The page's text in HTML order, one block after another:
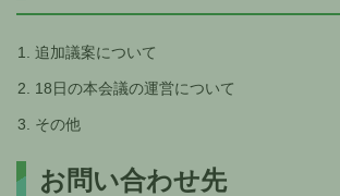
追加議案について
18日の本会議の運営について
その他
お問い合わせ先